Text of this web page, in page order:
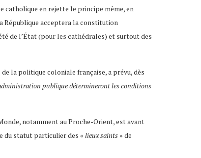
catholique en rejette le principe même, en
République acceptera la constitution
de l’État (pour les cathédrales) et surtout des
la politique coloniale française, a prévu, dès
publique détermineront les conditions
notamment au Proche-Orient, est avant
du statut particulier des « lieux saints » de